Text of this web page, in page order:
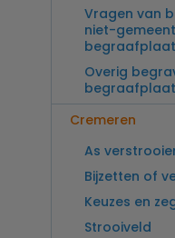
Vragen van
niet-
Overig
Cremeren
As
Bijzetten of
Keuzes en
Strooiveld